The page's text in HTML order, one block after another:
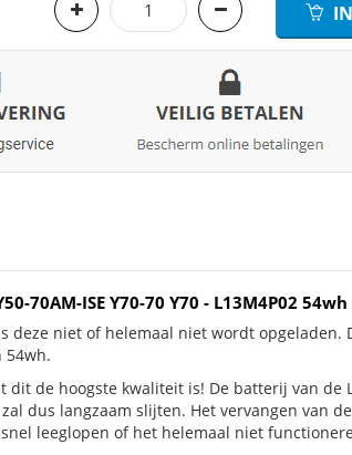
70AM-ISE Y70-70 Y70 - L13M4P02
niet of helemaal niet wordt opgeladen.
54wh.
de hoogste kwaliteit is! De batterij van de
dus langzaam slijten. Het vervangen van
leeglopen of het helemaal niet